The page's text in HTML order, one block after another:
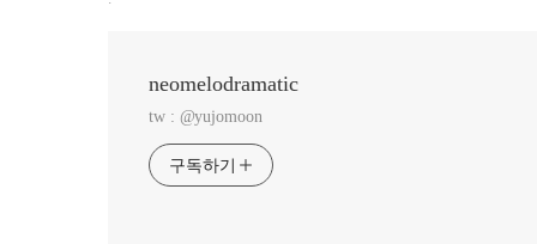
neomelodramatic
tw : @yujomoon
구독하기